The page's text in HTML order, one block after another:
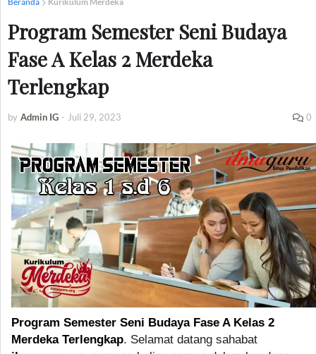
Program Semester Seni Budaya
Fase A Kelas 2 Merdeka
Terlengkap
by Admin IG - Juli 29, 2023 0
Program Semester Seni Budaya Fase A Kelas 2
Merdeka Terlengkap. Selamat datang sahabat